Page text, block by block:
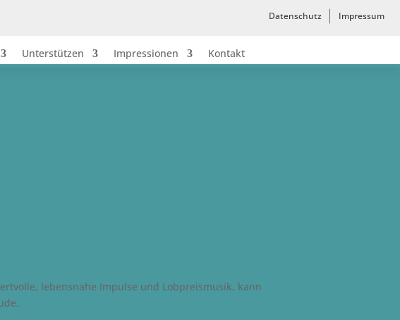
Datenschutz Impressum
Unterstützen Impressionen Kontakt
lebensnahe Impulse und Lobpreismusik, kann